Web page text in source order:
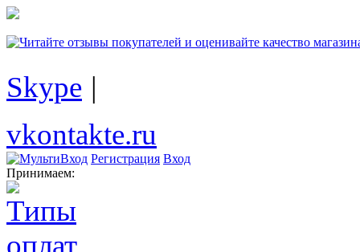
Skype |
vkontakte.ru
Регистрация Вход
Принимаем: